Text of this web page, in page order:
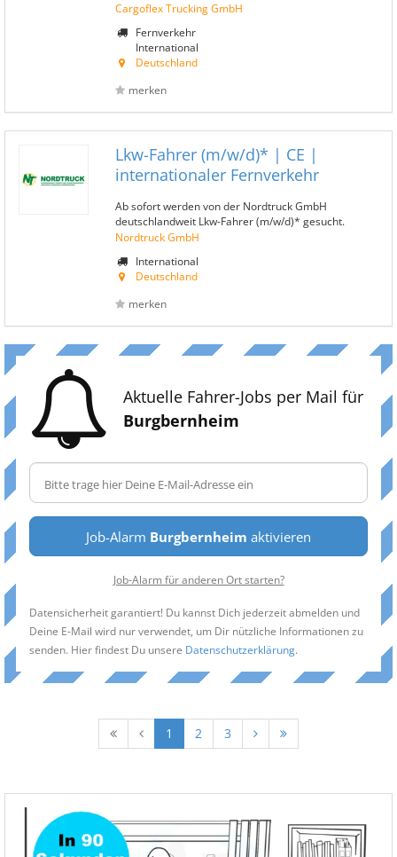
Cargoflex Trucking GmbH
Fernverkehr
International
Deutschland
merken
Lkw-Fahrer (m/w/d)* | CE |
internationaler Fernverkehr
Ab sofort werden von der Nordtruck GmbH
deutschlandweit Lkw-Fahrer (m/w/d)* gesucht.
Nordtruck GmbH
International
Deutschland
merken
Aktuelle Fahrer-Jobs per Mail für
Burgbernheim
Job-Alarm Burgbernheim aktivieren
Job-Alarm für anderen Ort starten?
Datensicherheit garantiert! Du kannst Dich jederzeit abmelden und
Deine E-Mail wird nur verwendet, um Dir nützliche Informationen zu
senden. Hier findest Du unsere Datenschutzerklärung.
1 2 3